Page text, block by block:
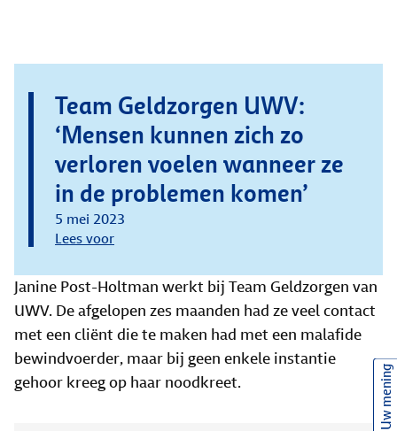
Team Geldzorgen UWV:
‘Mensen kunnen zich zo
verloren voelen wanneer ze
in de problemen komen’
5 mei 2023
Lees voor
Janine Post-Holtman werkt bij Team Geldzorgen van
UWV. De afgelopen zes maanden had ze veel contact
met een cliënt die te maken had met een malafide
bewindvoerder, maar bij geen enkele instantie
gehoor kreeg op haar noodkreet.
Uw mening